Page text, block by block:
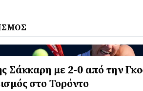
Σάκκαρη με 2-0 από την
στο Τορόντο